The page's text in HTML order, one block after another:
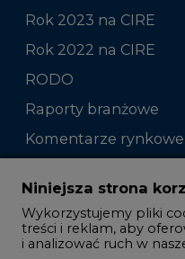
Rok 2023 na CIRE
Rok 2022 na CIRE
RODO
Raporty branżowe
Komentarze rynkowe
Zmiany kadrowe na
Studio CIRE
Rozmowy o
Niniejsza strona
Wykorzystujemy pliki
treści i reklam, aby
i analizować ruch w